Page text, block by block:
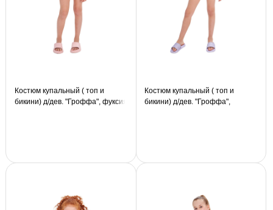
Костюм купальный ( топ и
бикини) д/дев. "Гроффа", фуксия
Костюм купальный ( топ и
бикини) д/дев. "Гроффа",